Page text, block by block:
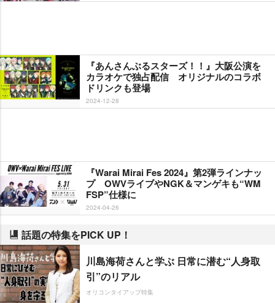
『あんさんぶるスターズ！！』大阪公演を
カラオケで独占配信 オリジナルのコラボ
ドリンクも登場
2024-12-28
『Warai Mirai Fes 2024』第2弾ラインナッ
プ OWVライブやNGK＆マンゲキも“WM
FSP”仕様に
2024-04-26
話題の特集をPICK UP！
川島海荷さんと学ぶ 日常に潜む“人身取
引”のリアル
オリコンタイアップ特集